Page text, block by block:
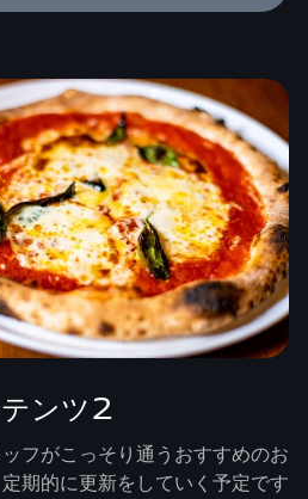
ンツ2
フがこっそり通うおすすめのお
期的に更新をしていく予定です